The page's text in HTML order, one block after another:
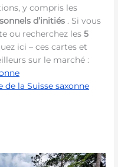
y compris les
d’initiés . Si vous
ou recherchez les5
ici – ces cartes et
sur le marché :
de la Suisse saxonne